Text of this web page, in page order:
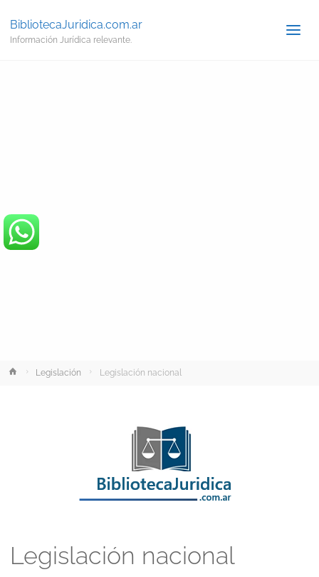
BibliotecaJuridica.com.ar
Información Jurídica relevante.
InicioLegislación Legislación nacional
Legislación nacional